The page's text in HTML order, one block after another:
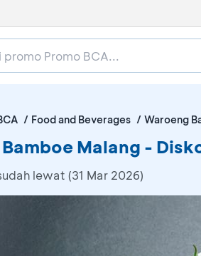
Food and Beverages Waroeng
Malang -
lewat (31 Mar 2026)